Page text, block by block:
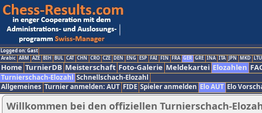
Logged on: Gast
Arabic ARM AZE BIH BUL CAT CHN CRO CZE DEN ENG ESP FAI FIN FRA GER GRE INA ITA JPN MKD LTU
Home TurnierDB Meisterschaft Foto-Galerie Meldekartei Elozahlen
Turnierschach-Elozahl Schnellschach-Elozahl
Allgemeines Turnier anmelden: AUT FIDE Spieler anmelden Elo AUT Elo
Willkommen bei den offiziellen Turnierschach-